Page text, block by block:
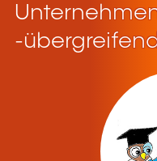
-